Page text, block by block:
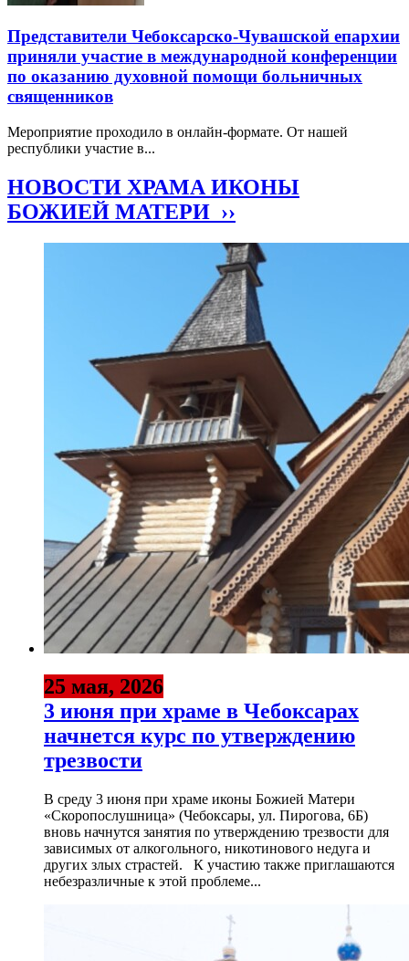
Представители Чебоксарско-Чувашской епархии
приняли участие в международной конференции
по оказанию духовной помощи больничных
священников
Мероприятие проходило в онлайн-формате. От нашей
республики участие в...
НОВОСТИ ХРАМА ИКОНЫ
БОЖИЕЙ МАТЕРИ ››
25 мая, 2026
3 июня при храме в Чебоксарах
начнется курс по утверждению
трезвости
В среду 3 июня при храме иконы Божией Матери
«Скоропослушница» (Чебоксары, ул. Пирогова, 6Б)
вновь начнутся занятия по утверждению трезвости для
зависимых от алкогольного, никотинового недуга и
других злых страстей. К участию также приглашаются
небезразличные к этой проблеме...